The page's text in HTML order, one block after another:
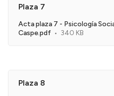
Plaza 7
Acta plaza 7 - Psicología
Caspe.pdf
340 KB
Plaza 8